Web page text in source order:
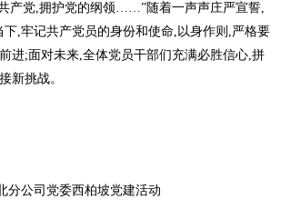
产党,拥护党的纲领……”随着一声声庄严宣誓,
,牢记共产党员的身份和使命,以身作则,严格要
进;面对未来,全体党员干部们充满必胜信心,拼
新挑战。
公司党委西柏坡党建活动